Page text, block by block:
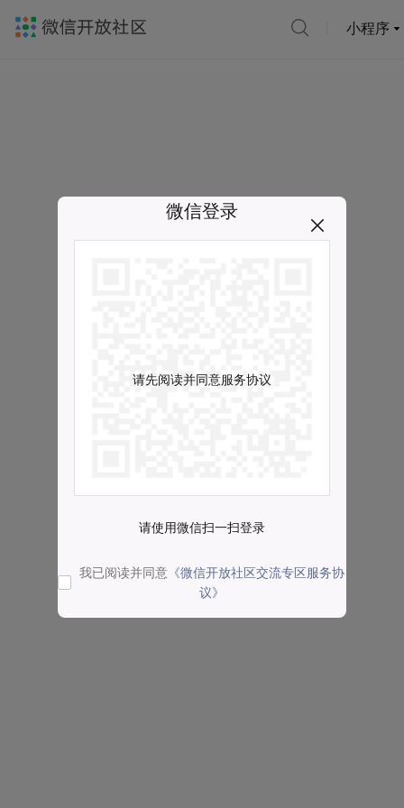
小程序
微信登录
请先阅读并同意服务协议
请使用微信扫一扫登录
我已阅读并同意 《微信开放社区交流专区服务协
议》